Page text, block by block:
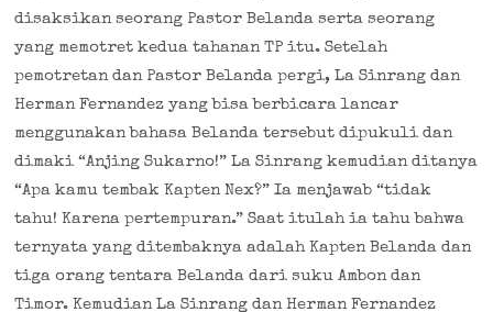
disaksikan seorang Pastor Belanda serta seorang
yang memotret kedua tahanan TP itu. Setelah
pemotretan dan Pastor Belanda pergi, La Sinrang dan
Herman Fernandez yang bisa berbicara lancar
menggunakan bahasa Belanda tersebut dipukuli dan
dimaki “Anjing Sukarno!” La Sinrang kemudian ditanya
“Apa kamu tembak Kapten Nex?” Ia menjawab “tidak
tahu! Karena pertempuran.” Saat itulah ia tahu bahwa
ternyata yang ditembaknya adalah Kapten Belanda dan
tiga orang tentara Belanda dari suku Ambon dan
Timor. Kemudian La Sinrang dan Herman Fernandez